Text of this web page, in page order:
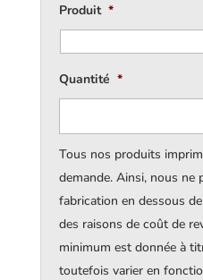
Produit *
Quantité *
Tous nos produits
demande. Ainsi, nous ne
fabrication en dessous
des raisons de coût de
minimum est donnée à
toutefois varier en